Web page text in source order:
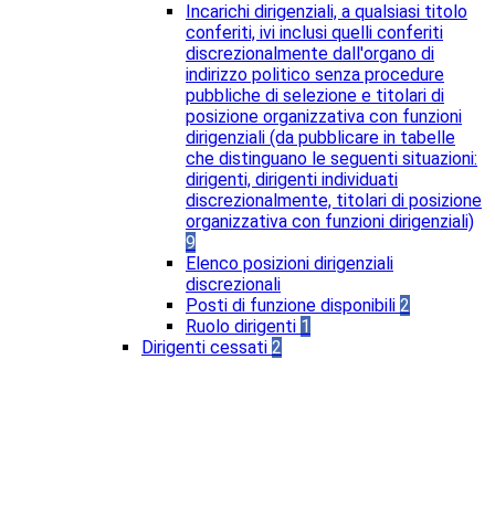
Incarichi dirigenziali, a qualsiasi titolo
conferiti, ivi inclusi quelli conferiti
discrezionalmente dall'organo di
indirizzo politico senza procedure
pubbliche di selezione e titolari di
posizione organizzativa con funzioni
dirigenziali (da pubblicare in tabelle
che distinguano le seguenti situazioni:
dirigenti, dirigenti individuati
discrezionalmente, titolari di posizione
organizzativa con funzioni dirigenziali)
9
Elenco posizioni dirigenziali
discrezionali
Posti di funzione disponibili 2
Ruolo dirigenti 1
Dirigenti cessati 2